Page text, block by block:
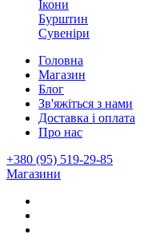
Ікони
Бурштин
Сувеніри
Головна
Магазин
Блог
Зв'яжіться з нами
Доставка і оплата
Про нас
+380 (95) 519-29-85
Магазини